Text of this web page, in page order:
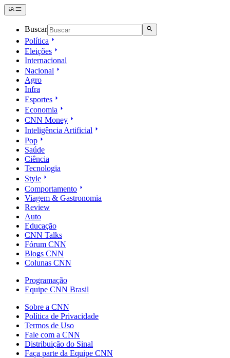
Buscar
Política
Eleições
Internacional
Nacional
Agro
Infra
Esportes
Economia
CNN Money
Inteligência Artificial
Pop
Saúde
Ciência
Tecnologia
Style
Comportamento
Viagem & Gastronomia
Review
Auto
Educação
CNN Talks
Fórum CNN
Blogs CNN
Colunas CNN
Programação
Equipe CNN Brasil
Sobre a CNN
Política de Privacidade
Termos de Uso
Fale com a CNN
Distribuição do Sinal
Faça parte da Equipe CNN